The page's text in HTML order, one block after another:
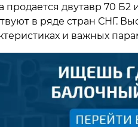
продается двутавр 70
в ряде стран СНГ.
и важных